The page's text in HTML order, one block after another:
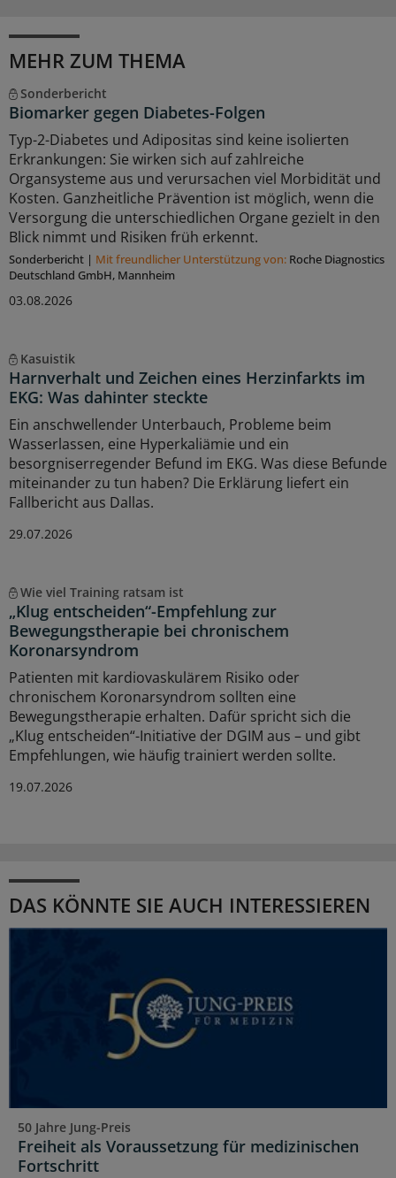
MEHR ZUM THEMA
Sonderbericht
Biomarker gegen Diabetes-Folgen
Typ-2-Diabetes und Adipositas sind keine isolierten
Erkrankungen: Sie wirken sich auf zahlreiche
Organsysteme aus und verursachen viel Morbidität und
Kosten. Ganzheitliche Prävention ist möglich, wenn die
Versorgung die unterschiedlichen Organe gezielt in den
Blick nimmt und Risiken früh erkennt.
Sonderbericht | Mit freundlicher Unterstützung von: Roche Diagnostics
Deutschland GmbH, Mannheim
03.08.2026
Kasuistik
Harnverhalt und Zeichen eines Herzinfarkts im
EKG: Was dahinter steckte
Ein anschwellender Unterbauch, Probleme beim
Wasserlassen, eine Hyperkaliämie und ein
besorgniserregender Befund im EKG. Was diese Befunde
miteinander zu tun haben? Die Erklärung liefert ein
Fallbericht aus Dallas.
29.07.2026
Wie viel Training ratsam ist
„Klug entscheiden“-Empfehlung zur
Bewegungstherapie bei chronischem
Koronarsyndrom
Patienten mit kardiovaskulärem Risiko oder
chronischem Koronarsyndrom sollten eine
Bewegungstherapie erhalten. Dafür spricht sich die
„Klug entscheiden“-Initiative der DGIM aus – und gibt
Empfehlungen, wie häufig trainiert werden sollte.
19.07.2026
DAS KÖNNTE SIE AUCH INTERESSIEREN
50 Jahre Jung-Preis
Freiheit als Voraussetzung für medizinischen
Fortschritt